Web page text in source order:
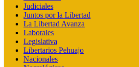
Judiciales
Juntos por la Libertad
La Libertad Avanza
Laborales
Legislativa
Libertarios Pehuajo
Nacionales